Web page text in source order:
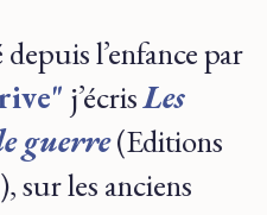
l’enfance par
j’écrisLes
guerre(Editions
sur les anciens